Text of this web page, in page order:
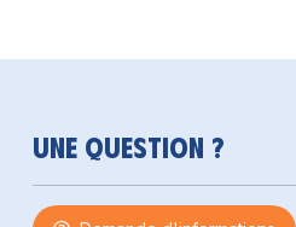
Une question ?